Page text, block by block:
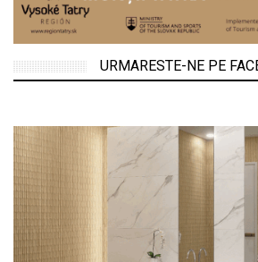
URMARESTE-NE PE